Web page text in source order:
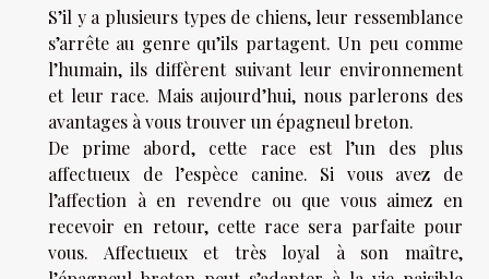
S’il y a plusieurs types de chiens, leur ressemblance
s’arrête au genre qu’ils partagent. Un peu comme
l’humain, ils diffèrent suivant leur environnement
et leur race. Mais aujourd’hui, nous parlerons des
avantages à vous trouver un épagneul breton.
De prime abord, cette race est l’un des plus
affectueux de l’espèce canine. Si vous avez de
l’affection à en revendre ou que vous aimez en
recevoir en retour, cette race sera parfaite pour
vous. Affectueux et très loyal à son maître,